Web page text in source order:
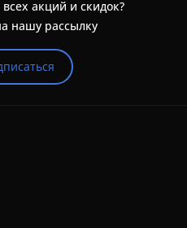
акций и скидок?
нашу рассылку